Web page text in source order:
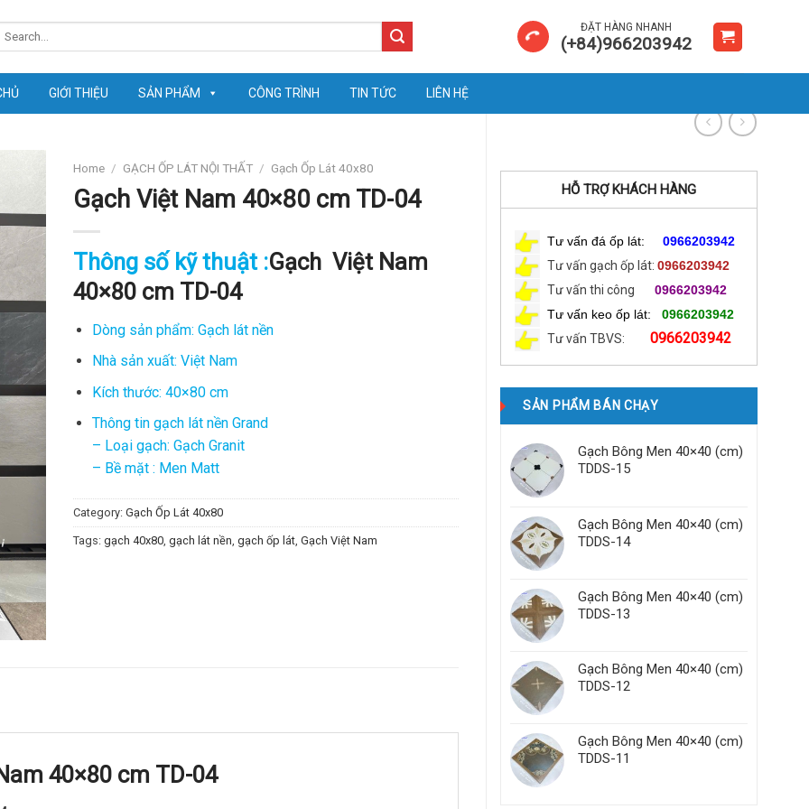
ĐẶT HÀNG NHANH
(+84)966203942
GIỚI THIỆU SẢN PHẨM CÔNG TRÌNH TIN TỨC LIÊN HỆ
HỖ TRỢ KHÁCH HÀNG
Tư vấn đá ốp lát: 0966203942
Tư vấn gạch ốp lát: 0966203942
Tư vấn thi công
0966203942
Tư vấn keo ốp lát:
0966203942
Tư vấn TBVS:
0966203942
SẢN PHẨM BÁN CHẠY
Gạch Bông Men 40×40 (cm)
TDDS-15
Gạch Bông Men 40×40 (cm)
TDDS-14
Gạch Bông Men 40×40 (cm)
TDDS-13
Gạch Bông Men 40×40 (cm)
TDDS-12
Gạch Bông Men 40×40 (cm)
TDDS-11
Home / GẠCH ỐP LÁT NỘI THẤT / Gạch Ốp Lát 40x80
Gạch Việt Nam 40×80 cm TD-04
Thông số kỹ thuật :Gạch Việt Nam
40×80 cm TD-04
Dòng sản phẩm: Gạch lát nền
Nhà sản xuất: Việt Nam
Kích thước: 40×80 cm
Thông tin gạch lát nền Grand
– Loại gạch: Gạch Granit
– Bề mặt : Men Matt
Category: Gạch Ốp Lát 40x80
Tags: gạch 40x80, gạch lát nền, gạch ốp lát, Gạch Việt Nam
40×80 cm TD-04